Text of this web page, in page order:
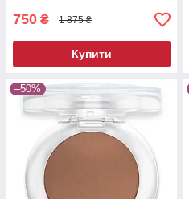
750 ₴ 1 875 ₴
Купити
–50%